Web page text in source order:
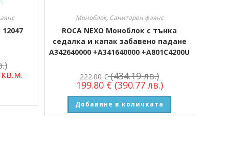
12047
Моноблок, Санитарен фаянс
ROCA NEXO Моноблок с тънка
седалка и капак забавено падане
A342640000 +A341640000 +A801C4200U
222.00€ (434.19 лв.)
199.80 € (390.77 лв.)
Добавяне в количката